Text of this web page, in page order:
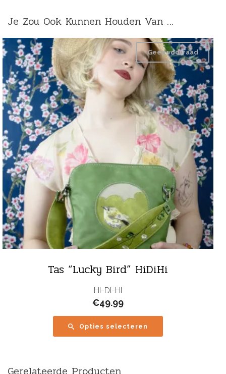
Je Zou Ook Kunnen Houden Van …
Tas “Lucky Bird” HiDiHi
Geen voorraad
HI-DI-HI
€49.99
Opties selecteren